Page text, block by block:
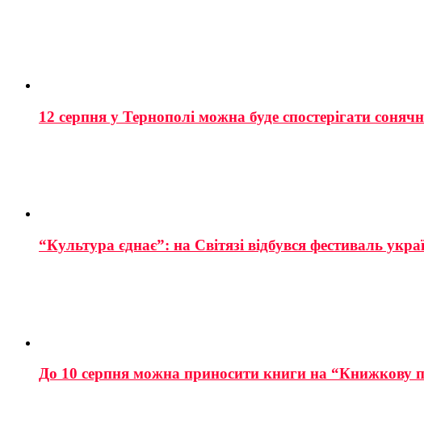
12 серпня у Тернополі можна буде спостерігати
“Культура єднає”: на Світязі відбувся фестиваль
До 10 серпня можна приносити книги на “Книжкову